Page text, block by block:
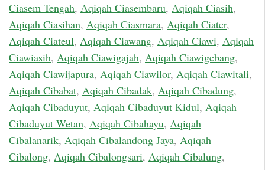
Ciasem Tengah, Aqiqah Ciasembaru, Aqiqah Ciasih,
Aqiqah Ciasihan, Aqiqah Ciasmara, Aqiqah Ciater,
Aqiqah Ciateul, Aqiqah Ciawang, Aqiqah Ciawi, Aqiqah
Ciawiasih, Aqiqah Ciawigajah, Aqiqah Ciawigebang,
Aqiqah Ciawijapura, Aqiqah Ciawilor, Aqiqah Ciawitali,
Aqiqah Cibabat, Aqiqah Cibadak, Aqiqah Cibadung,
Aqiqah Cibaduyut, Aqiqah Cibaduyut Kidul, Aqiqah
Cibaduyut Wetan, Aqiqah Cibahayu, Aqiqah
Cibalanarik, Aqiqah Cibalandong Jaya, Aqiqah
Cibalong, Aqiqah Cibalongsari, Aqiqah Cibalung,